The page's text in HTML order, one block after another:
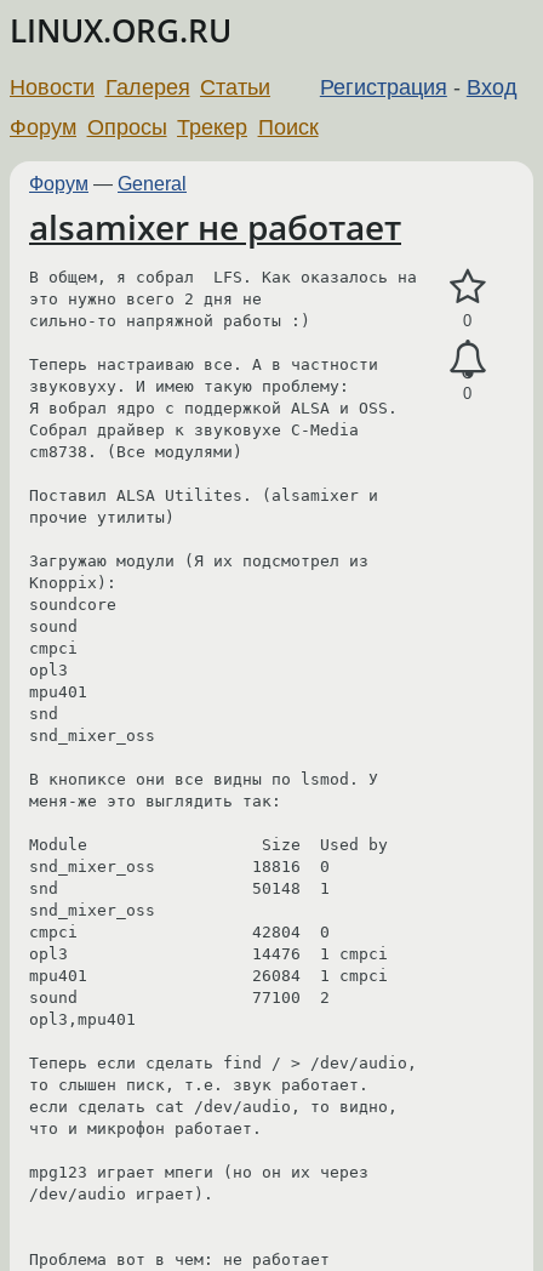
LINUX.ORG.RU
Регистрация - Вход
Новости Галерея Статьи
Форум Опросы Трекер Поиск
Форум — General
alsamixer не работает
0
0
В общем, я собрал  LFS. Как оказалось на
это нужно всего 2 дня не
сильно-то напряжной работы :)
Теперь настраиваю все. А в частности
звуковуху. И имею такую проблему:
Я вобрал ядро с поддержкой ALSA и OSS.
Собрал драйвер к звуковухе C-Media
cm8738. (Все модулями)
Поставил ALSA Utilites. (alsamixer и
прочие утилиты)
Загружаю модули (Я их подсмотрел из
Knoppix):
soundcore
sound
cmpci
opl3
mpu401
snd
snd_mixer_oss
В кнопиксе они все видны по lsmod. У
меня-же это выглядить так:
Module                  Size  Used by
snd_mixer_oss          18816  0
snd                    50148  1
snd_mixer_oss
cmpci                  42804  0
opl3                   14476  1 cmpci
mpu401                 26084  1 cmpci
sound                  77100  2
opl3,mpu401
Теперь если сделать find / > /dev/audio,
то слышен писк, т.е. звук работает.
если сделать cat /dev/audio, то видно,
что и микрофон работает.
mpg123 играет мпеги (но он их через
/dev/audio играет).
Проблема вот в чем: не работает